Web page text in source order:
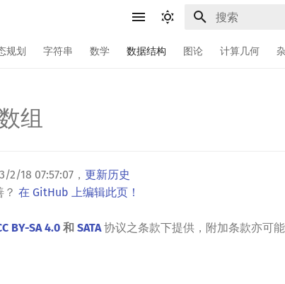
规划 字符串 数学 数据结构 图论 计算几何
组
2/18 07:57:07 ， 更新历史
在 GitHub 上编辑此页！
BY-SA 4.0 和 SATA协议之条款下提供，附加条款亦可